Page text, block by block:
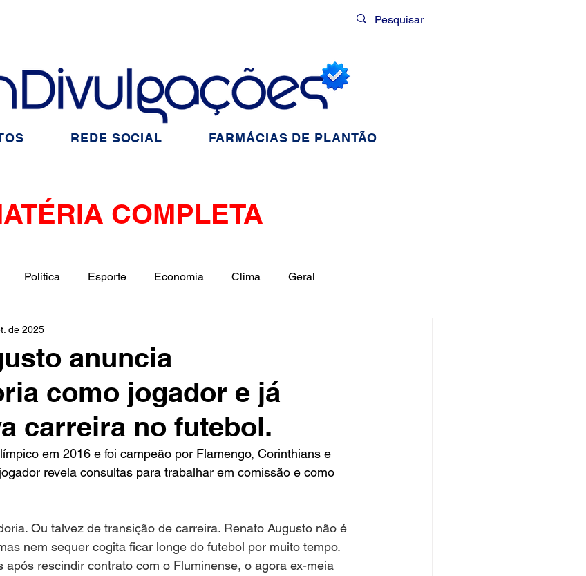
COMPLETA
Política Esporte Economia Clima Geral
Cidades
Influencer Luto Artista Seleção Brasileira
anuncia
como jogador e já
carreira no futebol.
de 2025
em 2016 e foi campeão por Flamengo, Corinthians e
revela consultas para trabalhar em comissão e como
Ou talvez de transição de carreira. Renato Augusto não é
nem sequer cogita ficar longe do futebol por muito tempo.
após rescindir contrato com o Fluminense, o agora ex-meia
REDE SOCIAL FARMÁCIAS DE PLANTÃO